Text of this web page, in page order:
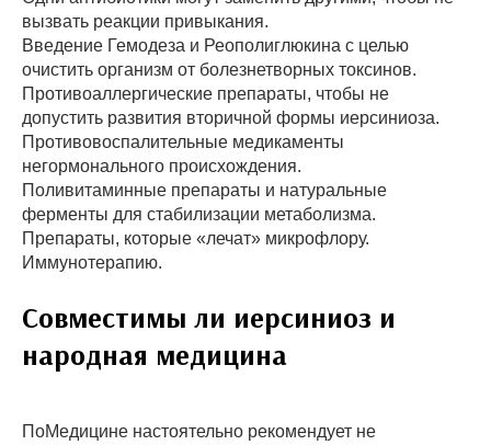
вызвать реакции привыкания.
Введение Гемодеза и Реополиглюкина с целью
очистить организм от болезнетворных токсинов.
Противоаллергические препараты, чтобы не
допустить развития вторичной формы иерсиниоза.
Противовоспалительные медикаменты
негормонального происхождения.
Поливитаминные препараты и натуральные
ферменты для стабилизации метаболизма.
Препараты, которые «лечат» микрофлору.
Иммунотерапию.
Совместимы ли иерсиниоз и
народная медицина
ПоМедицине настоятельно рекомендует не